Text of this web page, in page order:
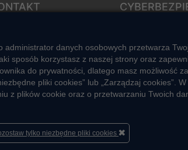
obsługa Klienta:
– pt. godz. 7:00 – 16:00
+48 22 658 58 58
zgodna z taryfą operatora)
veolialodz-
ZGŁOŚ
administrator danych osobowych przetwarza
sposób korzystasz z naszej strony oraz
do prywatności, dlatego masz możliwość
pliki cookies” lub „Zarządzaj
z plików cookie oraz o przetwarzaniu Twoich
tylko niezbędne pliki cookies